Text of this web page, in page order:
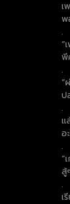
เ
พ
.
“
พี
.
“
ป
.
แ
อ
.
“
สู้
.
เ